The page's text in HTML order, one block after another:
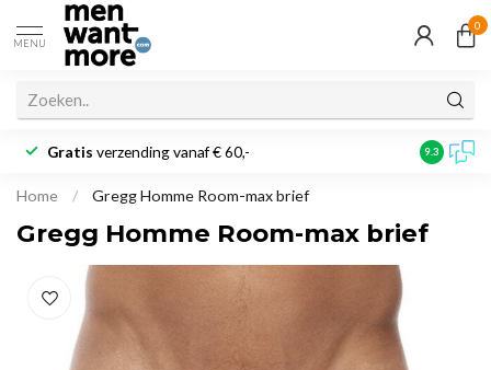
MENU
0
Gratis verzending vanaf € 60,- 9.3
Home / Gregg Homme Room-max brief
Gregg Homme Room-max brief